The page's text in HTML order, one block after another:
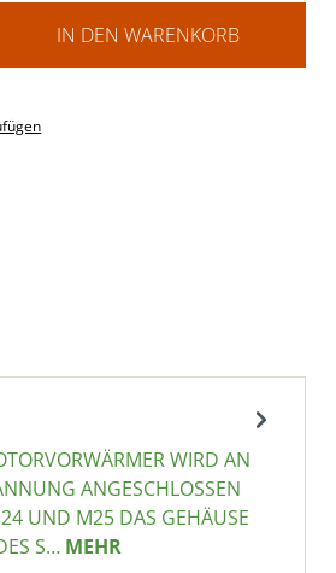
Gib den gewünschten
IN DEN WARENKORB
WIRD AN
ANGESCHLOSSEN F
UND M25 DAS GEHÄUSE W
S… MEHR